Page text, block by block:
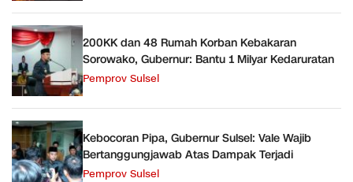
200KK dan 48 Rumah Korban Kebakaran
Sorowako, Gubernur: Bantu 1 Milyar Kedaruratan
Pemprov Sulsel
Kebocoran Pipa, Gubernur Sulsel: Vale Wajib
Bertanggungjawab Atas Dampak Terjadi
Pemprov Sulsel